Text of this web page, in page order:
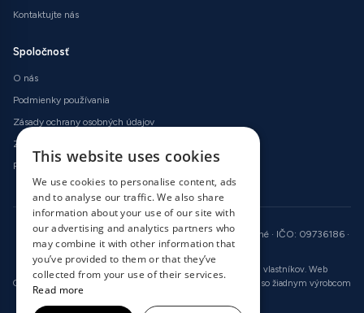
Kontaktujte nás
Spoločnosť
O nás
Podmienky používania
Zásady ochrany osobných údajov
Zásady používania súborov cookie
Podmienky vrátenia peňazí
© 2026 OnlineRadioCodes.co.uk · Všetky práva vyhradené · IČO: 09736186 ·
DIČ: GB 246 2256 14
Všetky ochranné známky sú vlastníctvom príslušných vlastníkov. Web
OnlineRadioCodes.co.uk nie je nijakým spôsobom prepojený so žiadnym výrobcom
This website uses cookies
We use cookies to personalise content, ads
and to analyse our traffic. We also share
information about your use of our site with
our advertising and analytics partners who
may combine it with other information that
you’ve provided to them or that they’ve
collected from your use of their services.
Read more